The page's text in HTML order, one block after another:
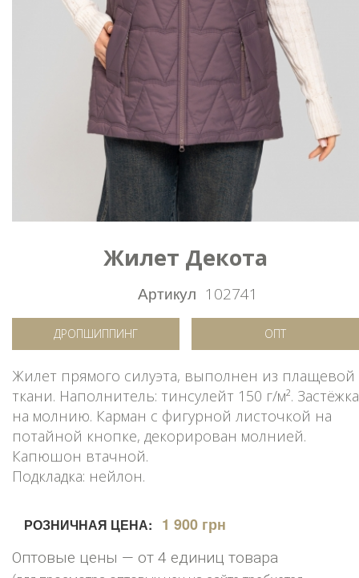
Жилет Декота
Артикул 102741
ДРОПШИППИНГ ОПТ
Жилет прямого силуэта, выполнен из плащевой
ткани. Наполнитель: тинсулейт 150 г/м². Застёжка
на молнию. Карман с фигурной листочкой на
потайной кнопке, декорирован молнией.
Капюшон втачной.
Подкладка: нейлон.
РОЗНИЧНАЯ ЦЕНА: 1 900 грн
Оптовые цены — от 4 единиц товара